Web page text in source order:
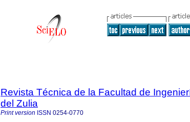
Revista Técnica de la Facultad de
del Zulia
Print version ISSN 0254-0770